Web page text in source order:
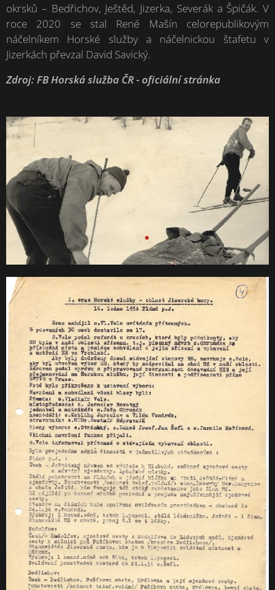
okrsků – Bedřichov, Ještěd, Jizerka, Severák a Špičák. V
roce 2020 se stal René Mašín celorepublikovým
náčelníkem Horské služby a náčelnickou štafetu v
Jizerkách převzal David Savický.
Zdroj: FB Horská služba ČR - oficiální stránka